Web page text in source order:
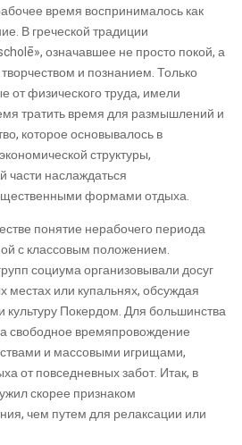
время воспринималось как
В греческой традиции
означавшее не просто покой, а
и познанием. Только
от физического труда, имели
тратить время для размышлений и
которое основывалось в
структуры,
части наслаждаться
формами отдыха.
понятие нерабочего периода
с классовым положением.
социума организовывали досуг
или купальнях, обсуждая
Покердом. Для большинства
свободное времяпровождение
и массовыми игрищами,
от повседневных забот. Итак, в
скорее признаком
чем путем для релаксации или